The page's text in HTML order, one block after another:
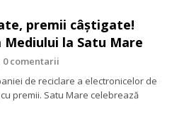
premii câștigate!
Mediului la Satu Mare
0 comentarii
de reciclare a electronicelor de
premii. Satu Mare celebrează